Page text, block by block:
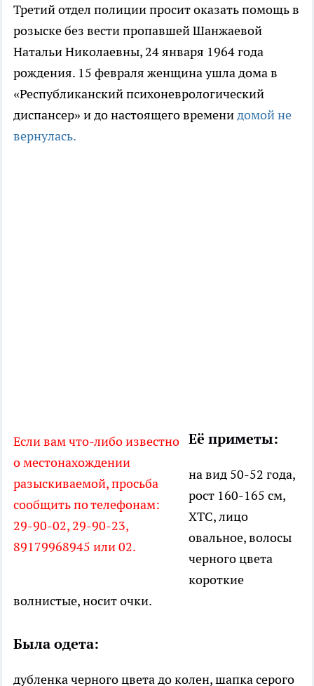
Третий отдел полиции просит оказать помощь в
розыске без вести пропавшей Шанжаевой
Натальи Николаевны, 24 января 1964 года
рождения. 15 февраля женщина ушла дома в
«Республиканский психоневрологический
диспансер» и до настоящего временидомой не
вернулась.
Если вам что-либо известно
о местонахождении
разыскиваемой, просьба
сообщить по телефонам:
29-90-02, 29-90-23,
89179968945 или 02.
Её приметы:
на вид 50-52 года,
рост 160-165 см,
ХТС, лицо
овальное, волосы
черного цвета
короткие
волнистые, носит очки.
Была одета:
дубленка черного цвета до колен, шапка серого